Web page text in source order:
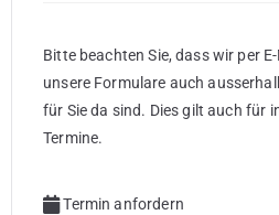
Bitte beachten Sie, dass wir per
unsere Formulare auch
für Sie da sind. Dies gilt auch für
Termine.
Termin anfordern